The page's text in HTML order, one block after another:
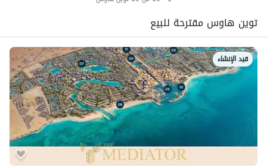
توين هاوس مقترحة للبيع
قيد الإنشاء